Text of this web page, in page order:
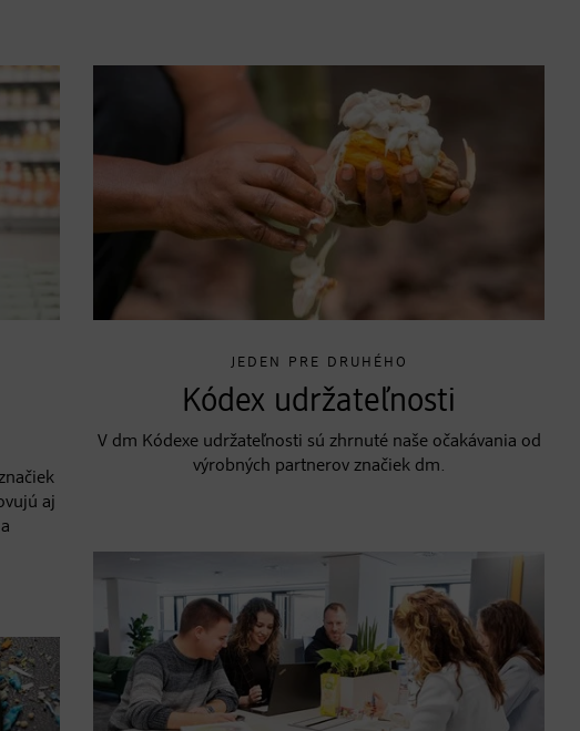
aj
JEDEN PRE DRUHÉHO
Kódex udržateľnosti
V dm Kódexe udržateľnosti sú zhrnuté naše očakávania od
výrobných partnerov značiek dm.